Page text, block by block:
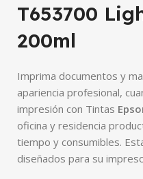
T653700
200ml
Imprima documentos y
apariencia profesional,
impresión con Tintas
oficina y residencia
tiempo y consumibles.
diseñados para su